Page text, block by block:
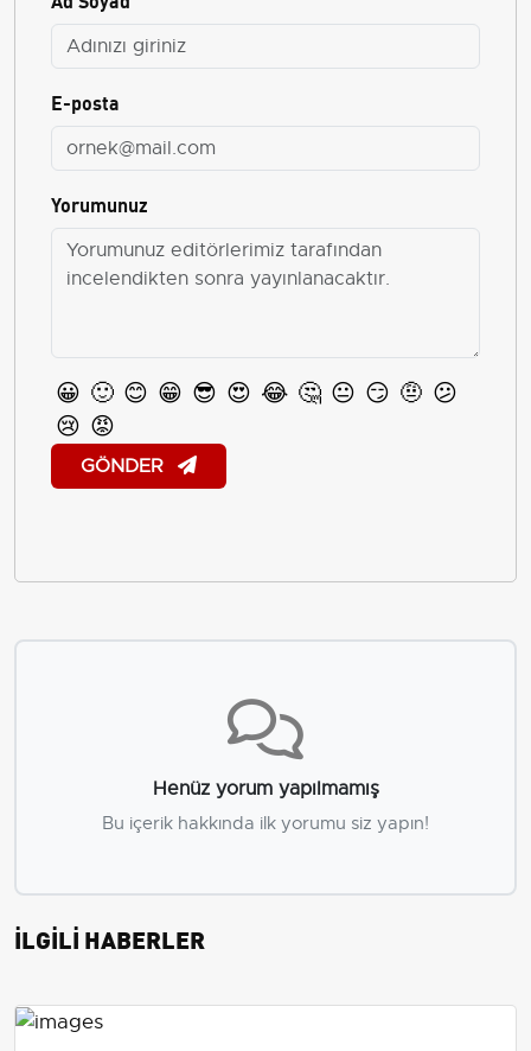
E-posta
Yorumunuz
😀 🙂 😊 😁 😎 😍 😂 🤔 😐 😏 🤨 😕
😢 😡
GÖNDER
Henüz yorum yapılmamış
Bu içerik hakkında ilk yorumu siz yapın!
İLGİLİ HABERLER